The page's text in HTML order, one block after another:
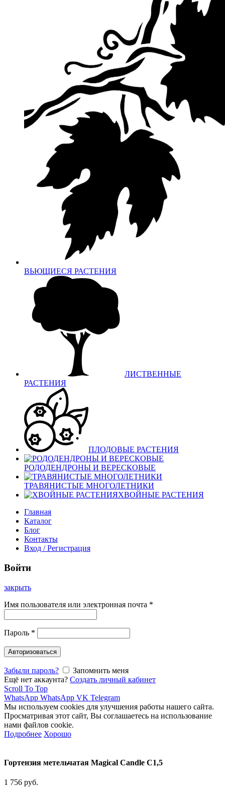
ВЬЮЩИЕСЯ РАСТЕНИЯ
ЛИСТВЕННЫЕ
РАСТЕНИЯ
ПЛОДОВЫЕ РАСТЕНИЯ
РОДОДЕНДРОНЫ И ВЕРЕСКОВЫЕ
ТРАВЯНИСТЫЕ МНОГОЛЕТНИКИ
ХВОЙНЫЕ РАСТЕНИЯ
Главная
Каталог
Блог
Контакты
Вход / Регистрация
Войти
закрыть
Имя пользователя или электронная почта *
Пароль *
Авторизоваться
Забыли пароль?
Запомнить меня
Ещё нет аккаунта? Создать личный кабинет
Scroll To Top
WhatsApp WhatsApp VK Telegram
Мы используем cookies для улучшения работы нашего сайта.
Просматривая этот сайт, Вы соглашаетесь на использование
нами файлов cookie.
Подробнее Хорошо
Гортензия метельчатая Magical Candle C1,5
1 756 руб.